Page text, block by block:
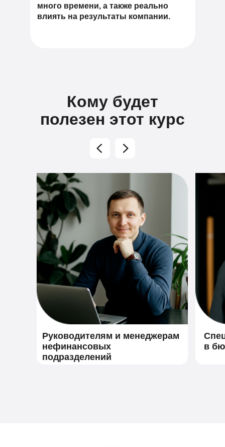
много времени, а также реально
влиять на результаты компании.
Кому будет
полезен этот курс
в
Руководителям и менеджерам
нефинансовых
подразделений